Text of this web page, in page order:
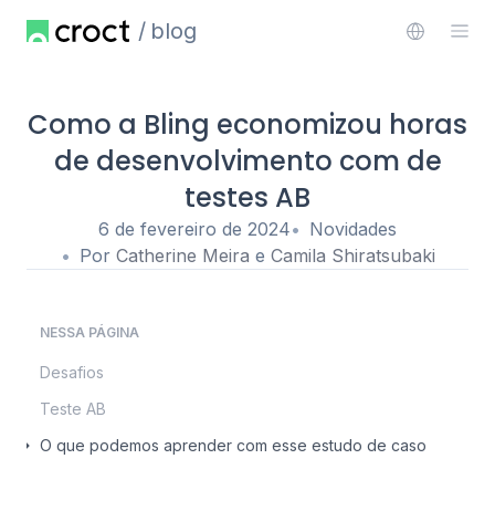
blog
Como a Bling economizou horas
de desenvolvimento com de
testes AB
6 de fevereiro de 2024
Novidades
Por Catherine Meira e Camila Shiratsubaki
NESSA PÁGINA
Desafios
Teste AB
O que podemos aprender com esse estudo de caso